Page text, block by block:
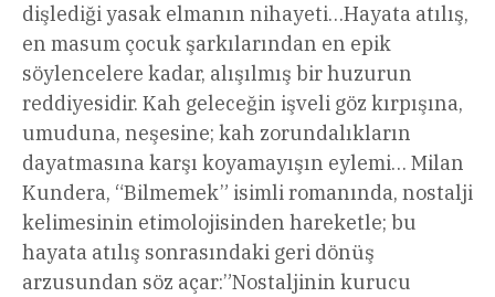
dişlediği yasak elmanın nihayeti…Hayata atılış,
en masum çocuk şarkılarından en epik
söylencelere kadar, alışılmış bir huzurun
reddiyesidir. Kah geleceğin işveli göz kırpışına,
umuduna, neşesine; kah zorundalıkların
dayatmasına karşı koyamayışın eylemi… Milan
Kundera, “Bilmemek” isimli romanında, nostalji
kelimesinin etimolojisinden hareketle; bu
hayata atılış sonrasındaki geri dönüş
arzusundan söz açar:”Nostaljinin kurucu